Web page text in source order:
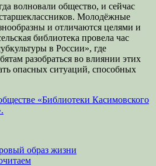
волновали общество, и сейчас
Молодёжные
и отличаются целями и
библиотека провела час
в России», где
разобраться во влиянии этих
опасных ситуаций, способных
«Библиотеки Касимовского
образ жизни